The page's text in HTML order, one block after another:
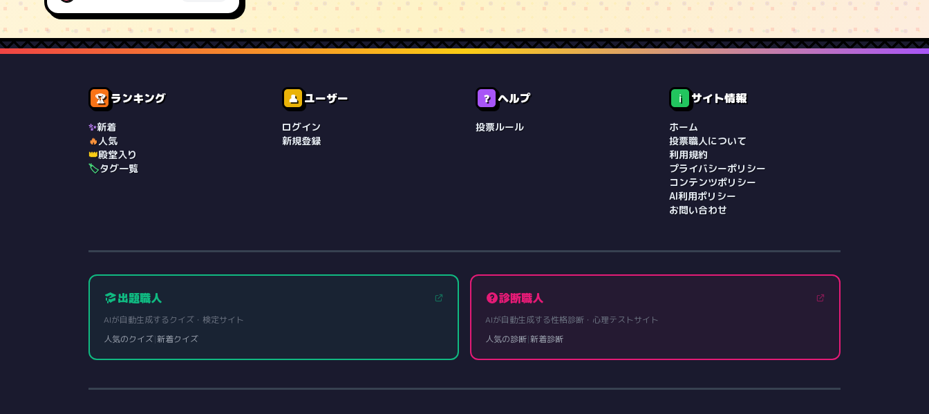
🏆 ランキング
✨新着
🔥人気
👑殿堂入り
🏷️タグ一覧
👤 ユーザー
ログイン
新規登録
❓ ヘルプ
投票ルール
ℹ️ サイト情報
ホーム
投票職人について
利用規約
プライバシーポリシー
コンテンツポリシー
AI利用ポリシー
お問い合わせ
出題職人
AIが自動生成するクイズ・検定サイト
人気のクイズ|新着クイズ
診断職人
AIが自動生成する性格診断・心理テストサイト
人気の診断|新着診断